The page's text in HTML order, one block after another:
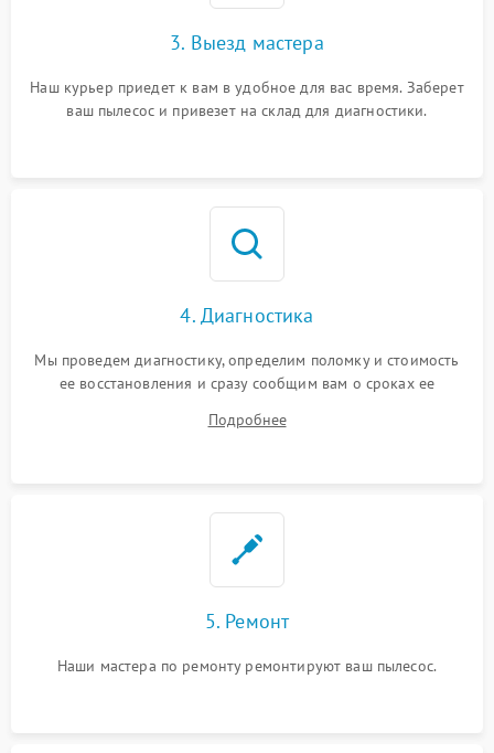
3. Выезд мастера
Наш курьер приедет к вам в удобное для вас время. Заберет
ваш пылесос и привезет на склад для диагностики.
4. Диагностика
Мы проведем диагностику, определим поломку и стоимость
ее восстановления и сразу сообщим вам о сроках ее
Подробнее
5. Ремонт
Наши мастера по ремонту ремонтируют ваш пылесос.